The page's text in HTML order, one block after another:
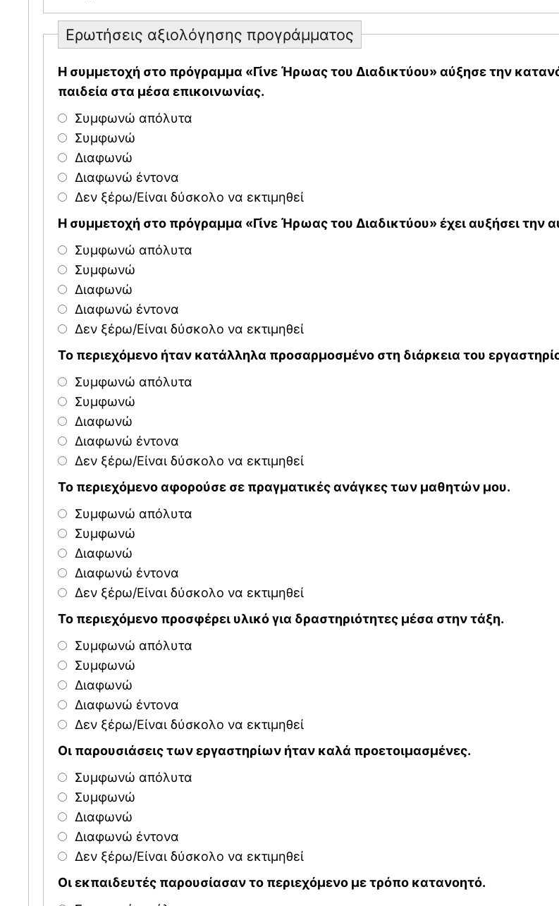
Ερωτήσεις αξιολόγησης προγράμματος
Η συμμετοχή στο πρόγραμμα «Γίνε Ήρωας του Διαδικτύου» αύξησε την
παιδεία στα μέσα επικοινωνίας.
Συμφωνώ απόλυτα
Συμφωνώ
Διαφωνώ
Διαφωνώ έντονα
Δεν ξέρω/Είναι δύσκολο να εκτιμηθεί
Η συμμετοχή στο πρόγραμμα «Γίνε Ήρωας του Διαδικτύου» έχει αυξήσει την
Συμφωνώ απόλυτα
Συμφωνώ
Διαφωνώ
Διαφωνώ έντονα
Δεν ξέρω/Είναι δύσκολο να εκτιμηθεί
Το περιεχόμενο ήταν κατάλληλα προσαρμοσμένο στη διάρκεια του
Συμφωνώ απόλυτα
Συμφωνώ
Διαφωνώ
Διαφωνώ έντονα
Δεν ξέρω/Είναι δύσκολο να εκτιμηθεί
Το περιεχόμενο αφορούσε σε πραγματικές ανάγκες των μαθητών μου.
Συμφωνώ απόλυτα
Συμφωνώ
Διαφωνώ
Διαφωνώ έντονα
Δεν ξέρω/Είναι δύσκολο να εκτιμηθεί
Το περιεχόμενο προσφέρει υλικό για δραστηριότητες μέσα στην τάξη.
Συμφωνώ απόλυτα
Συμφωνώ
Διαφωνώ
Διαφωνώ έντονα
Δεν ξέρω/Είναι δύσκολο να εκτιμηθεί
Οι παρουσιάσεις των εργαστηρίων ήταν καλά προετοιμασμένες.
Συμφωνώ απόλυτα
Συμφωνώ
Διαφωνώ
Διαφωνώ έντονα
Δεν ξέρω/Είναι δύσκολο να εκτιμηθεί
Οι εκπαιδευτές παρουσίασαν το περιεχόμενο με τρόπο κατανοητό.